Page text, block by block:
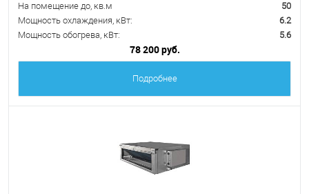
На помещение до, кв.м
50
Мощность охлаждения, кВт:
6.2
Мощность обогрева, кВт:
5.6
78 200 руб.
Подробнее